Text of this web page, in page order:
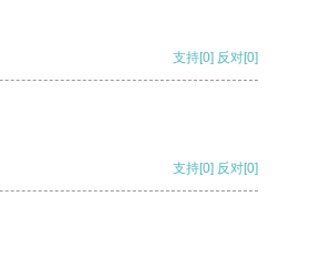
支持[0] 反对[0]
支持[0] 反对[0]